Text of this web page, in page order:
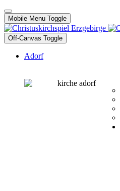
Mobile Menu Toggle
Off-Canvas Toggle
Adorf